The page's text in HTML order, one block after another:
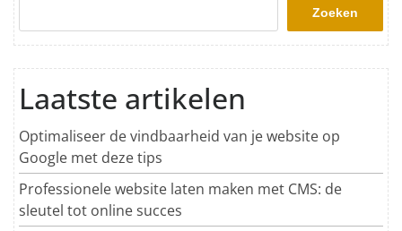
Zoeken
Laatste artikelen
Optimaliseer de vindbaarheid van je website op
Google met deze tips
Professionele website laten maken met CMS: de
sleutel tot online succes